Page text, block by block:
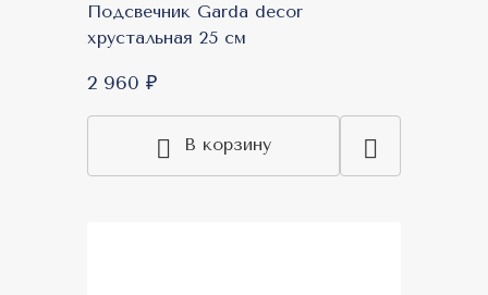
Подсвечник Garda decor
хрустальная 25 см
2 960 ₽
В корзину